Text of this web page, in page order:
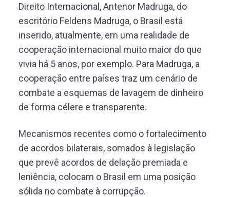
Direito Internacional, Antenor Madruga, do
escritório Feldens Madruga, o Brasil está
inserido, atualmente, em uma realidade de
cooperação internacional muito maior do que
vivia há 5 anos, por exemplo. Para Madruga, a
cooperação entre países traz um cenário de
combate a esquemas de lavagem de dinheiro
de forma célere e transparente.
Mecanismos recentes como o fortalecimento
de acordos bilaterais, somados à legislação
que prevê acordos de delação premiada e
leniência, colocam o Brasil em uma posição
sólida no combate à corrupção.